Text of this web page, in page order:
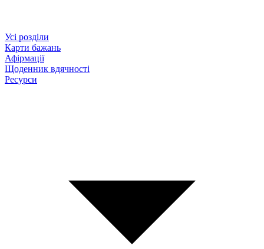
Усі розділи
Карти бажань
Афірмації
Щоденник вдячності
Ресурси